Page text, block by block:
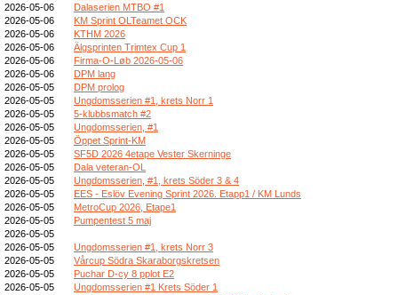
2026-05-06
Dalaserien MTBO #1
2026-05-06
KM Sprint OLTeamet OCK
2026-05-06
KTHM 2026
2026-05-06
Älgsprinten Trimtex Cup 1
2026-05-06
Firma-O-Løb 2026-05-06
2026-05-06
DPM lang
2026-05-05
DPM prolog
2026-05-05
Ungdomsserien #1, krets Norr 1
2026-05-05
5-klubbsmatch #2
2026-05-05
Ungdomsserien, #1
2026-05-05
Öppet Sprint-KM
2026-05-05
SF5D 2026 4etape Vester Skerninge
2026-05-05
Dala veteran-OL
2026-05-05
Ungdomsserien, #1, krets Söder 3 & 4
2026-05-05
EES - Eslöv Evening Sprint 2026. Etapp1 / KM Lunds
2026-05-05
MetroCup 2026, Etape1
2026-05-05
Pumpentest 5 maj
2026-05-05
2026-05-05
Ungdomsserien #1, krets Norr 3
2026-05-05
Vårcup Södra Skaraborgskretsen
2026-05-05
Puchar D-cy 8 pplot E2
2026-05-05
Ungdomsserien #1 Krets Söder 1